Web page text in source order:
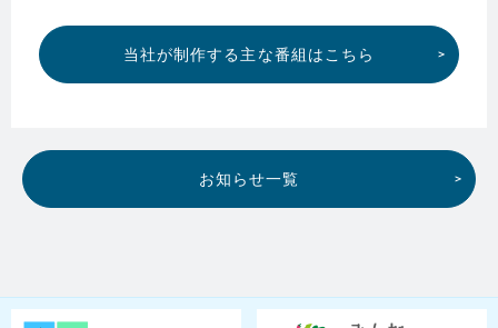
当社が制作する主な番組はこちら
お知らせ一覧